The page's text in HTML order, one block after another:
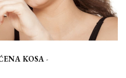
KOSA -